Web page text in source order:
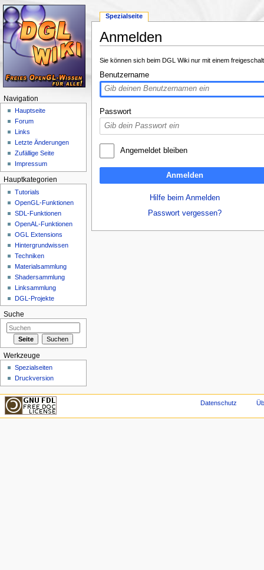
Anmelden
Sie können sich beim DGL Wiki nur mit einem
Benutzername
Passwort
Angemeldet bleiben
Anmelden
Hilfe beim Anmelden
Passwort vergessen?
Spezialseite
Navigation
Hauptseite
Forum
Links
Letzte Änderungen
Zufällige Seite
Impressum
Hauptkategorien
Tutorials
OpenGL-Funktionen
SDL-Funktionen
OpenAL-Funktionen
OGL Extensions
Hintergrundwissen
Techniken
Materialsammlung
Shadersammlung
Linksammlung
DGL-Projekte
Suche
Werkzeuge
Spezialseiten
Druckversion
Datenschutz